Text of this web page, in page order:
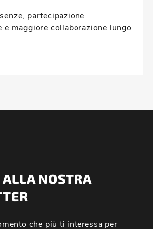
partecipazione
e maggiore collaborazione lungo
NOSTRA
che più ti interessa per